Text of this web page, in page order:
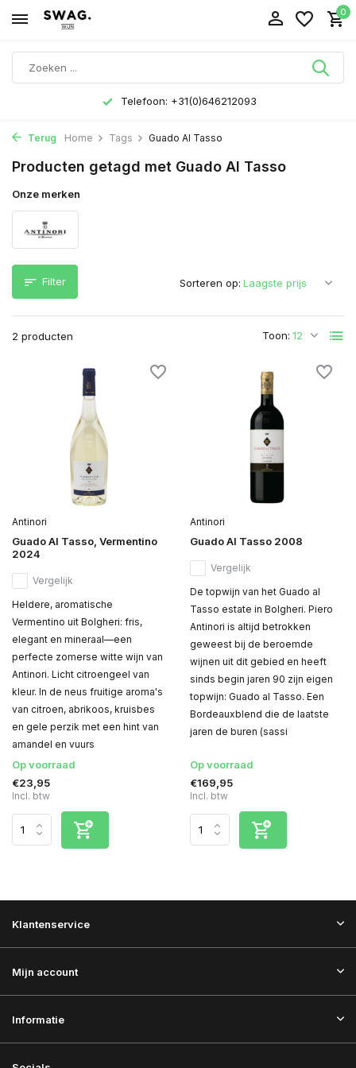
0
Telefoon: +31(0)646212093
Terug Home Tags Guado Al Tasso
Producten getagd met Guado Al Tasso
Onze merken
Filter
2 producten Toon:
Sorteren op:
Antinori
Guado Al Tasso, Vermentino
2024
Vergelijk
Heldere, aromatische
Vermentino uit Bolgheri: fris,
elegant en mineraal—een
perfecte zomerse witte wijn van
Antinori. Licht citroengeel van
kleur. In de neus fruitige aroma's
van citroen, abrikoos, kruisbes
en gele perzik met een hint van
amandel en vuurs
Op voorraad
€23,95
Incl. btw
Antinori
Guado Al Tasso 2008
Vergelijk
De topwijn van het Guado al
Tasso estate in Bolgheri. Piero
Antinori is altijd betrokken
geweest bij de beroemde
wijnen uit dit gebied en heeft
sinds begin jaren 90 zijn eigen
topwijn: Guado al Tasso. Een
Bordeauxblend die de laatste
jaren de buren (sassi
Op voorraad
€169,95
Incl. btw
Klantenservice
Mijn account
Informatie